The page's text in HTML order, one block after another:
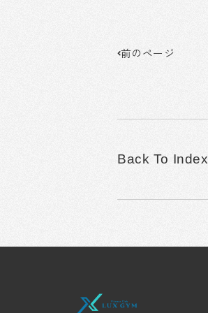
前のページ
Back To Index